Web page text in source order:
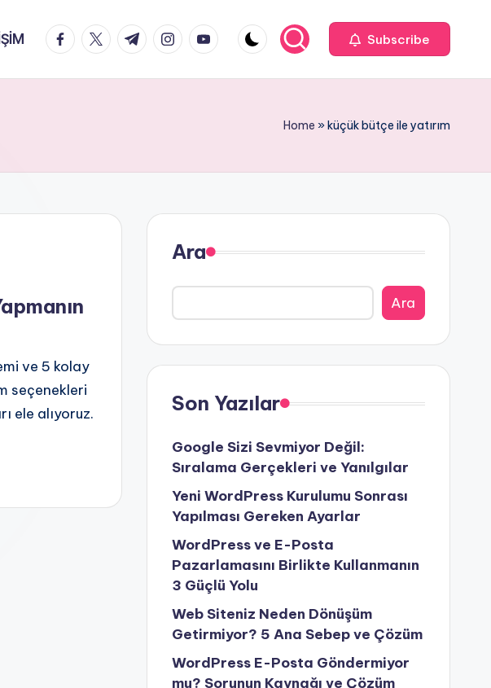
facebook.com
twitter.com
t.me instagram.com
youtube.com Subscribe
Home »küçük bütçe ile yatırım
ve 5 kolay
seçenekleri
ele alıyoruz.
Ara
Ara
Son Yazılar
Google Sizi Sevmiyor Değil:
Sıralama Gerçekleri ve Yanılgılar
Yeni WordPress Kurulumu Sonrası
Yapılması Gereken Ayarlar
WordPress ve E-Posta
Pazarlamasını Birlikte Kullanmanın
3 Güçlü Yolu
Web Siteniz Neden Dönüşüm
Getirmiyor? 5 Ana Sebep ve Çözüm
WordPress E-Posta Göndermiyor
mu? Sorunun Kaynağı ve Çözüm